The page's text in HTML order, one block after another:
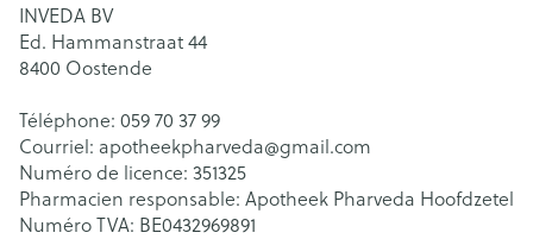
INVEDA BV
Ed. Hammanstraat 44
8400 Oostende
Téléphone: 059 70 37 99
Courriel: apotheekpharveda@gmail.com
Numéro de licence: 351325
Pharmacien responsable: Apotheek Pharveda Hoofdzetel
Numéro TVA: BE0432969891